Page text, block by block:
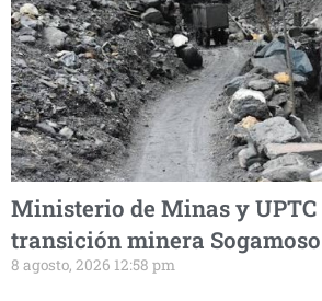
Ministerio de Minas y
transición minera Sogamoso
8 agosto, 2026 12:58 pm